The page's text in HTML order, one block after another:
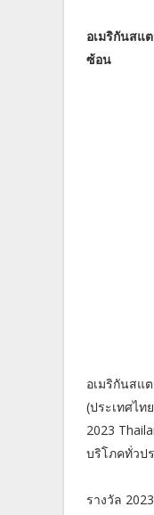
อเมริกันสแ
ซ้อน
อเมริกันสแ
(ประเทศไท
2023
บริโภคทั่วป
รางวัล